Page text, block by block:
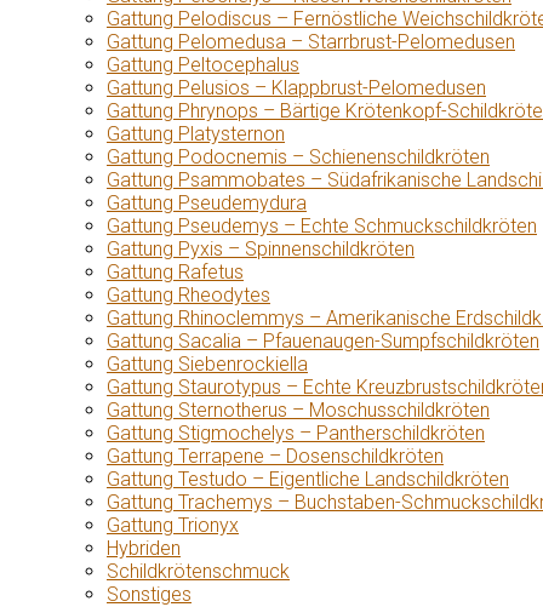
Gattung Pelodiscus – Fernöstliche
Gattung Pelomedusa – Starrbrust-Pelomedusen
Gattung Peltocephalus
Gattung Pelusios – Klappbrust-Pelomedusen
Gattung Phrynops – Bärtige Krötenkopf-
Gattung Platysternon
Gattung Podocnemis – Schienenschildkröten
Gattung Psammobates – Südafrikanische
Gattung Pseudemydura
Gattung Pseudemys – Echte Schmuckschildkröten
Gattung Pyxis – Spinnenschildkröten
Gattung Rafetus
Gattung Rheodytes
Gattung Rhinoclemmys – Amerikanische
Gattung Sacalia – Pfauenaugen-Sumpfschildkröten
Gattung Siebenrockiella
Gattung Staurotypus – Echte
Gattung Sternotherus – Moschusschildkröten
Gattung Stigmochelys – Pantherschildkröten
Gattung Terrapene – Dosenschildkröten
Gattung Testudo – Eigentliche Landschildkröten
Gattung Trachemys – Buchstaben-
Gattung Trionyx
Hybriden
Schildkrötenschmuck
Sonstiges